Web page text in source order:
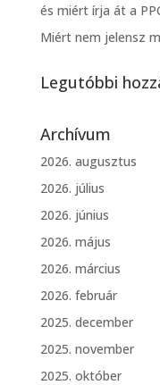
és miért írja át a
Miért nem jelensz
Legutóbbi
Archívum
2026. augusztus
2026. július
2026. június
2026. május
2026. március
2026. február
2025. december
2025. november
2025. október